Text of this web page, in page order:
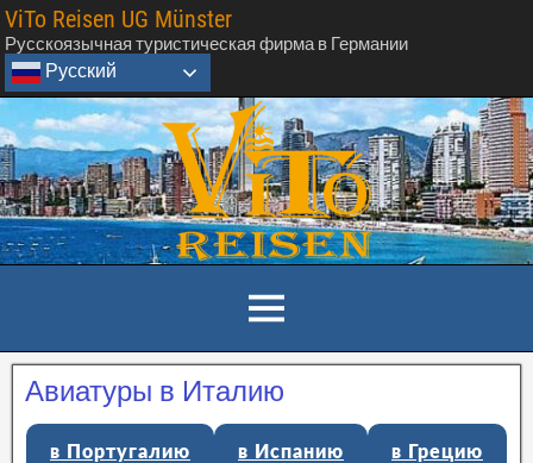
ViTo Reisen UG Münster
Русскоязычная туристическая фирма в Германии
Русский
Авиатуры в Италию
в Португалию в Испанию в Грецию